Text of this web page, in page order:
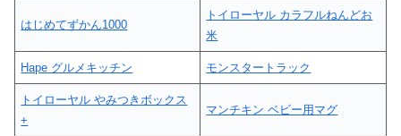
はじめてずかん1000
トイローヤル カラフルねんどお
米
Hape グルメキッチン モンスタートラック
トイローヤル やみつきボックス
+
マンチキン ベビー用マグ